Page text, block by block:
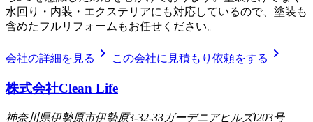
水回り・内装・エクステリアにも対応しているので、塗装も
含めたフルリフォームもお任せください。
会社の詳細を見る chevron_right この会社に見積もり依頼をする chevron_right
株式会社Clean Life
神奈川県伊勢原市伊勢原3-32-33ガーデニアヒルズI203号